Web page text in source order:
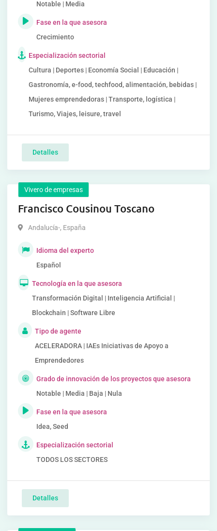
Notable | Media
Fase en la que asesora
Crecimiento
Especialización sectorial
Cultura | Deportes | Economía Social | Educación |
Gastronomía, e-food, techfood, alimentación, bebidas |
Mujeres emprendedoras | Transporte, logística |
Turismo, Viajes, leisure, travel
Detalles
Vivero de empresas
Francisco Cousinou Toscano
Andalucía-, España
Idioma del experto
Español
Tecnología en la que asesora
Transformación Digital | Inteligencia Artificial |
Blockchain | Software Libre
Tipo de agente
ACELERADORA | IAEs Iniciativas de Apoyo a
Emprendedores
Grado de innovación de los proyectos que asesora
Notable | Media | Baja | Nula
Fase en la que asesora
Idea, Seed
Especialización sectorial
TODOS LOS SECTORES
Detalles